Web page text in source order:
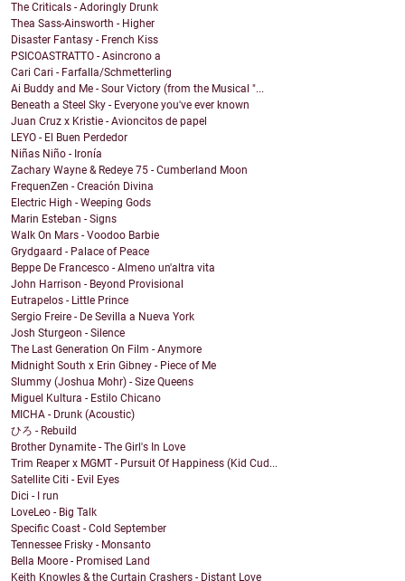
The Criticals - Adoringly Drunk
Thea Sass-Ainsworth - Higher
Disaster Fantasy - French Kiss
PSICOASTRATTO - Asincrono a
Cari Cari - Farfalla/Schmetterling
Ai Buddy and Me - Sour Victory (from the Musical "...
Beneath a Steel Sky - Everyone you've ever known
Juan Cruz x Kristie - Avioncitos de papel
LEYO - El Buen Perdedor
Niñas Niño - Ironía
Zachary Wayne & Redeye 75 - Cumberland Moon
FrequenZen - Creación Divina
Electric High - Weeping Gods
Marin Esteban - Signs
Walk On Mars - Voodoo Barbie
Grydgaard - Palace of Peace
Beppe De Francesco - Almeno un'altra vita
John Harrison - Beyond Provisional
Eutrapelos - Little Prince
Sergio Freire - De Sevilla a Nueva York
Josh Sturgeon - Silence
The Last Generation On Film - Anymore
Midnight South x Erin Gibney - Piece of Me
Slummy (Joshua Mohr) - Size Queens
Miguel Kultura - Estilo Chicano
MICHA - Drunk (Acoustic)
ひろ - Rebuild
Brother Dynamite - The Girl's In Love
Trim Reaper x MGMT - Pursuit Of Happiness (Kid Cud...
Satellite Citi - Evil Eyes
Dici - I run
LoveLeo - Big Talk
Specific Coast - Cold September
Tennessee Frisky - Monsanto
Bella Moore - Promised Land
Keith Knowles & the Curtain Crashers - Distant Love